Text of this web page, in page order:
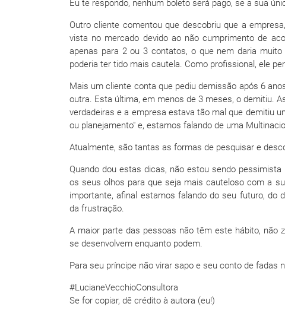
Eu te respondo, nenhum boleto será pago, se a sua
Outro cliente comentou que descobriu que a
vista no mercado devido ao não cumprimento de
apenas para 2 ou 3 contatos, o que nem daria
poderia ter tido mais cautela. Como profissional, ele
Mais um cliente conta que pediu demissão após 6
outra. Esta última, em menos de 3 meses, o demitiu.
verdadeiras e a empresa estava tão mal que demitiu
ou planejamento" e, estamos falando de uma
Atualmente, são tantas as formas de pesquisar e
Quando dou estas dicas, não estou sendo
os seus olhos para que seja mais cauteloso com a
importante, afinal estamos falando do seu futuro, do
da frustração.
A maior parte das pessoas não têm este hábito, não
se desenvolvem enquanto podem.
Para seu príncipe não virar sapo e seu conto de fadas
#LucianeVecchioConsultora
Se for copiar, dê crédito à autora (eu!)